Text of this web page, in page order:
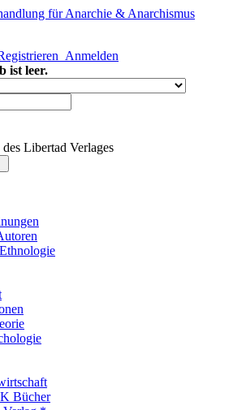
Anmelden
ist leer.
Libertad Verlages
Bücher